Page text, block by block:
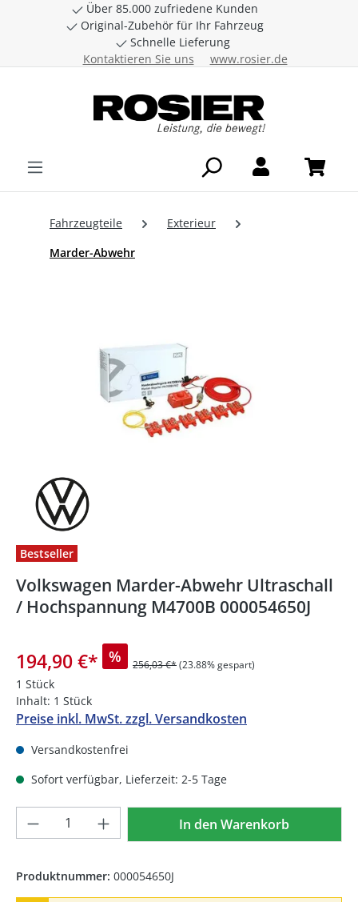
Zum Hauptinhalt springen
Über 85.000 zufriedene Kunden
Original-Zubehör für Ihr Fahrzeug
Schnelle Lieferung
Kontaktieren Sie uns
www.rosier.de
Fahrzeugteile
Exterieur
Marder-Abwehr
Bestseller
Volkswagen Marder-Abwehr Ultraschall
/ Hochspannung M4700B 000054650J
194,90 €* % 256,03 €*(23.88% gespart)
1 Stück
Inhalt: 1 Stück
Preise inkl. MwSt. zzgl. Versandkosten
Versandkostenfrei
Sofort verfügbar, Lieferzeit: 2-5 Tage
Produkt Anzahl: Gib denIn den Warenkorb
Produktnummer: 000054650J